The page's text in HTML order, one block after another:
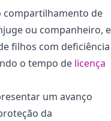
compartilhamento de
ou companheiro, e
filhos com deficiência
o tempo de licença
um avanço
da